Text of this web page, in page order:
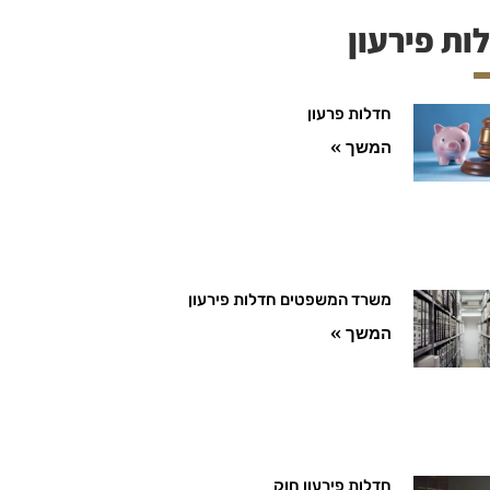
פירעון
חדלות פרעון
המשך »
משרד המשפטים חדלות פירעון
המשך »
חדלות פירעון חוק